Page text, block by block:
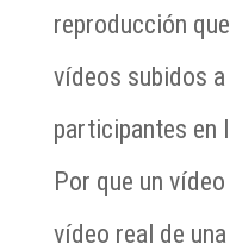
reproducción
vídeos subidos
participantes en
Por que un
vídeo real de